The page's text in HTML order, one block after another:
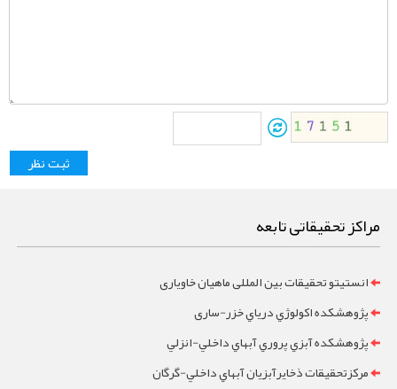
مراکز تحقیقاتی تابعه
انستیتو تحقیقات بین المللی ماهیان خاویاری
پژوهشکده اکولوژي درياي خزر-ساری
پژوهشکده آبزي پروري آبهاي داخلي-انزلي
مرکزتحقيقات ذخايرآبزيان آبهاي داخلي-گرگان